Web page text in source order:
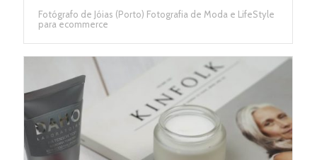
Fotógrafo de Jóias (Porto) Fotografia de Moda e LifeStyle
para ecommerce